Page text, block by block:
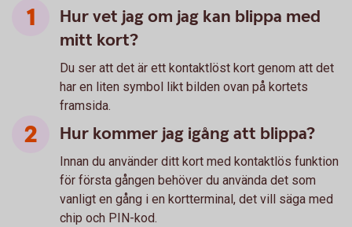
Hur vet jag om jag kan blippa med
mitt kort?
Du ser att det är ett kontaktlöst kort genom att det
har en liten symbol likt bilden ovan på kortets
framsida.
Hur kommer jag igång att blippa?
Innan du använder ditt kort med kontaktlös funktion
för första gången behöver du använda det som
vanligt en gång i en kortterminal, det vill säga med
chip och PIN-kod.